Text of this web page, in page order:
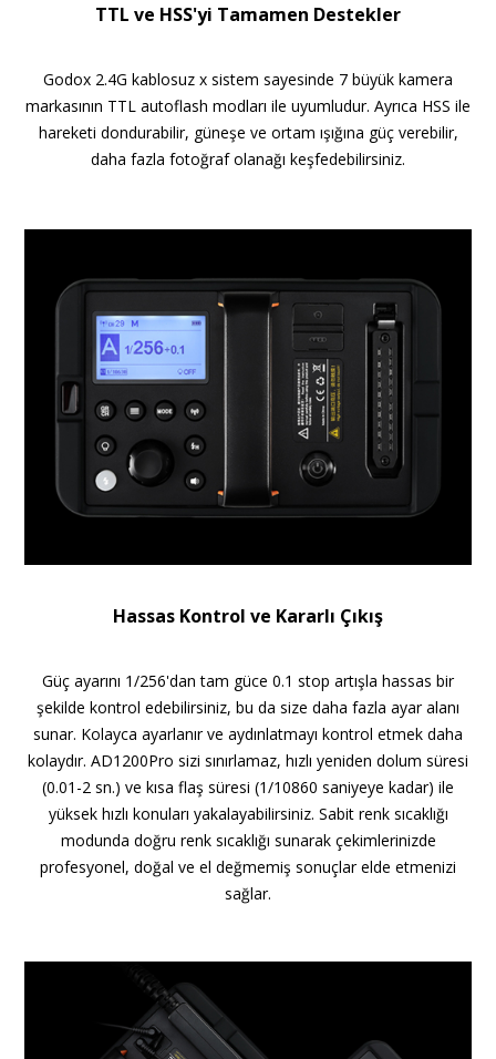
TTL ve HSS'yi Tamamen Destekler
Godox 2.4G kablosuz x sistem sayesinde 7 büyük kamera
markasının TTL autoflash modları ile uyumludur. Ayrıca HSS ile
hareketi dondurabilir, güneşe ve ortam ışığına güç verebilir,
daha fazla fotoğraf olanağı keşfedebilirsiniz.
Hassas Kontrol ve Kararlı Çıkış
Güç ayarını 1/256'dan tam güce 0.1 stop artışla hassas bir
şekilde kontrol edebilirsiniz, bu da size daha fazla ayar alanı
sunar. Kolayca ayarlanır ve aydınlatmayı kontrol etmek daha
kolaydır. AD1200Pro sizi sınırlamaz, hızlı yeniden dolum süresi
(0.01-2 sn.) ve kısa flaş süresi (1/10860 saniyeye kadar) ile
yüksek hızlı konuları yakalayabilirsiniz. Sabit renk sıcaklığı
modunda doğru renk sıcaklığı sunarak çekimlerinizde
profesyonel, doğal ve el değmemiş sonuçlar elde etmenizi
sağlar.